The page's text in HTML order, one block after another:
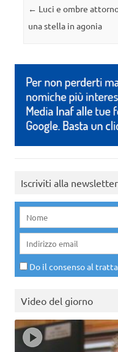
Navigazione articolo
← Luci e ombre
una stella in agonia
Iscriviti alla newsletter
Do il consenso al
Video del giorno